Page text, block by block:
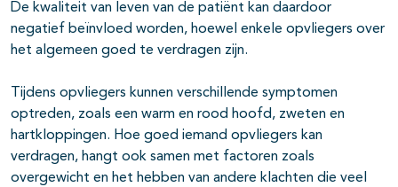
De kwaliteit van leven van de patiënt kan daardoor
negatief beïnvloed worden, hoewel enkele opvliegers over
het algemeen goed te verdragen zijn.
Tijdens opvliegers kunnen verschillende symptomen
optreden, zoals een warm en rood hoofd, zweten en
hartkloppingen. Hoe goed iemand opvliegers kan
verdragen, hangt ook samen met factoren zoals
overgewicht en het hebben van andere klachten die veel